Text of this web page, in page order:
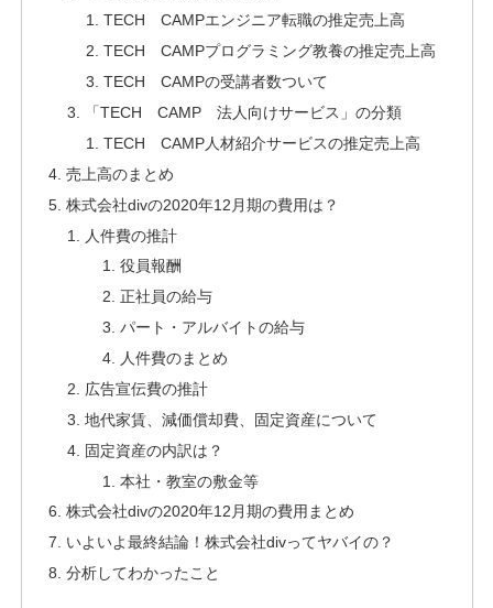
TECH CAMPエンジニア転職の推定売上高
TECH CAMPプログラミング教養の推定売上高
TECH CAMPの受講者数ついて
「TECH CAMP 法人向けサービス」の分類
TECH CAMP人材紹介サービスの推定売上高
売上高のまとめ
株式会社divの2020年12月期の費用は？
人件費の推計
役員報酬
正社員の給与
パート・アルバイトの給与
人件費のまとめ
広告宣伝費の推計
地代家賃、減価償却費、固定資産について
固定資産の内訳は？
本社・教室の敷金等
株式会社divの2020年12月期の費用まとめ
いよいよ最終結論！株式会社divってヤバイの？
分析してわかったこと